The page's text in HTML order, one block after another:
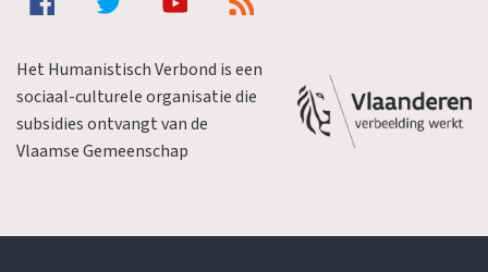
Het Humanistisch Verbond is een
sociaal-culturele organisatie die
subsidies ontvangt van de
Vlaamse Gemeenschap